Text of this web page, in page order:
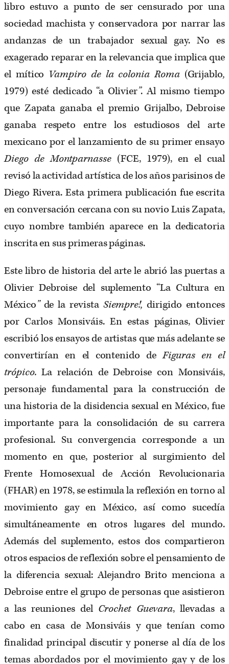
libro estuvo a punto de ser censurado por una
sociedad machista y conservadora por narrar las
andanzas de un trabajador sexual gay. No es
exagerado reparar en la relevancia que implica que
el mítico Vampiro de la colonia Roma (Grijablo,
1979) esté dedicado “a Olivier”. Al mismo tiempo
que Zapata ganaba el premio Grijalbo, Debroise
ganaba respeto entre los estudiosos del arte
mexicano por el lanzamiento de su primer ensayo
Diego de Montparnasse(FCE, 1979), en el cual
revisó la actividad artística de los años parisinos de
Diego Rivera. Esta primera publicación fue escrita
en conversación cercana con su novio Luis Zapata,
cuyo nombre también aparece en la dedicatoria
inscrita en sus primeras páginas.
Este libro de historia del arte le abrió las puertas a
Olivier Debroise del suplemento “La Cultura en
México” de la revista Siempre!,dirigido entonces
por Carlos Monsiváis. En estas páginas, Olivier
escribió los ensayos de artistas que más adelante se
convertirían en el contenido deFiguras en el
trópico.La relación de Debroise con Monsiváis,
personaje fundamental para la construcción de
una historia de la disidencia sexual en México, fue
importante para la consolidación de su carrera
profesional. Su convergencia corresponde a un
momento en que, posterior al surgimiento del
Frente Homosexual de Acción Revolucionaria
(FHAR) en 1978, se estimula la reflexión en torno al
movimiento gay en México, así como sucedía
simultáneamente en otros lugares del mundo.
Además del suplemento, estos dos compartieron
otros espacios de reflexión sobre el pensamiento de
la diferencia sexual: Alejandro Brito menciona a
Debroise entre el grupo de personas que asistieron
a las reuniones del Crochet Guevara, llevadas a
cabo en casa de Monsiváis y que tenían como
finalidad principal discutir y ponerse al día de los
temas abordados por el movimiento gay y de los